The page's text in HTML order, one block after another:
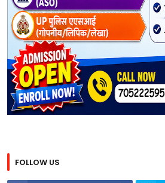
FOLLOW US